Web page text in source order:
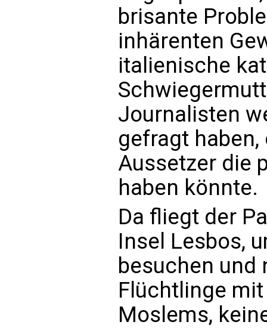
brisante
inhärenten
italienische
Journalisten
gefragt
Aussetzer die
haben könnte.
Da fliegt der
Insel Lesbos,
besuchen und
Flüchtlinge
Moslems,